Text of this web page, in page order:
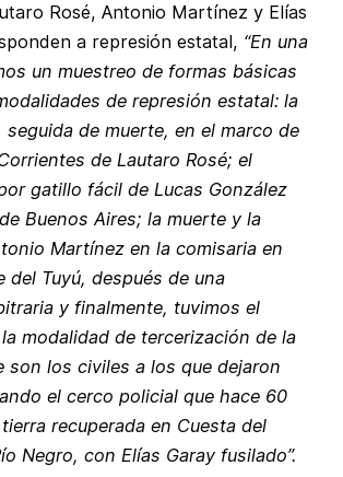
Rosé, Antonio Martínez y Elías
a represión estatal, “En una
un muestreo de formas básicas
de represión estatal: la
seguida de muerte, en el marco de
de Lautaro Rosé; el
gatillo fácil de Lucas González
Buenos Aires; la muerte y la
Martínez en la comisaria en
del Tuyú, después de una
y finalmente, tuvimos el
modalidad de tercerización de la
son los civiles a los que dejaron
el cerco policial que hace 60
recuperada en Cuesta del
Negro, con Elías Garay fusilado”.